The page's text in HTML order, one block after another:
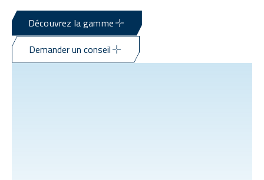
Découvrez la gamme
Demander un conseil